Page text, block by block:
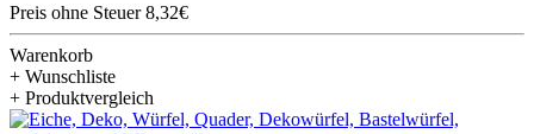
Preis ohne Steuer 8,32€
Warenkorb
+ Wunschliste
+ Produktvergleich